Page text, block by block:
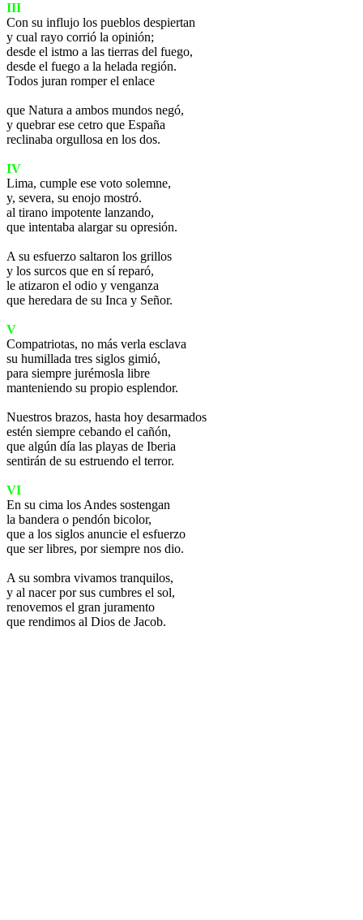
III
Con su influjo los pueblos despiertan
y cual rayo corrió la opinión;
desde el istmo a las tierras del fuego,
desde el fuego a la helada región.
Todos juran romper el enlace
que Natura a ambos mundos negó,
y quebrar ese cetro que España
reclinaba orgullosa en los dos.
IV
Lima, cumple ese voto solemne,
y, severa, su enojo mostró.
al tirano impotente lanzando,
que intentaba alargar su opresión.
A su esfuerzo saltaron los grillos
y los surcos que en sí reparó,
le atizaron el odio y venganza
que heredara de su Inca y Señor.
V
Compatriotas, no más verla esclava
su humillada tres siglos gimió,
para siempre jurémosla libre
manteniendo su propio esplendor.
Nuestros brazos, hasta hoy desarmados
estén siempre cebando el cañón,
que algún día las playas de Iberia
sentirán de su estruendo el terror.
VI
En su cima los Andes sostengan
la bandera o pendón bicolor,
que a los siglos anuncie el esfuerzo
que ser libres, por siempre nos dio.
A su sombra vivamos tranquilos,
y al nacer por sus cumbres el sol,
renovemos el gran juramento
que rendimos al Dios de Jacob.